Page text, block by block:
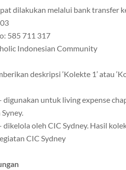
dilakukan melalui bank transfer
585 711 317
Indonesian Community
deskripsi ‘Kolekte 1’ atau
digunakan untuk living expense
dikelola oleh CIC Sydney. Hasil
CIC Sydney